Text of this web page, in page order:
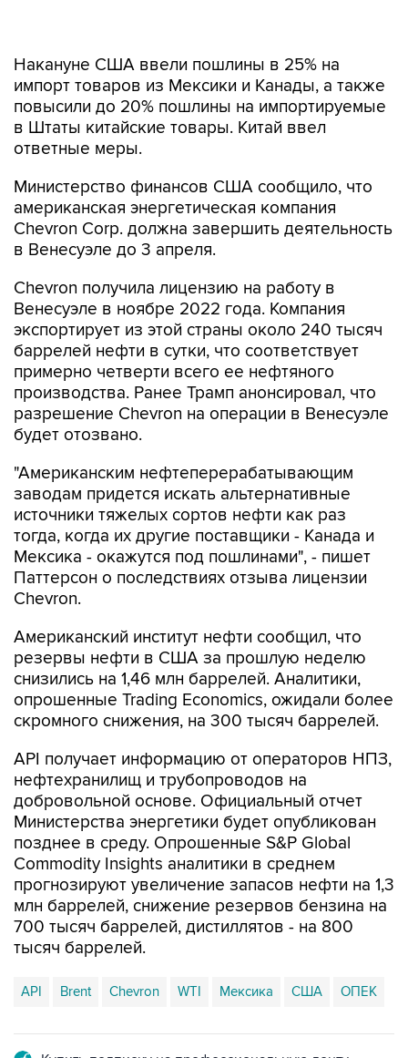
повысили до 20% пошлины на импортируемые
в Штаты китайские товары. Китай ввел
ответные меры.
Министерство финансов США сообщило, что
Chevron Corp. должна завершить деятельность
в Венесуэле до 3 апреля.
Chevron получила лицензию на работу в
экспортирует из этой страны около 240 тысяч
баррелей нефти в сутки, что соответствует
примерно четверти всего ее нефтяного
производства. Ранее Трамп анонсировал, что
разрешение Chevron на операции в Венесуэле
будет отозвано.
"Американским нефтеперерабатывающим
источники тяжелых сортов нефти как раз
тогда, когда их другие поставщики - Канада и
Мексика - окажутся под пошлинами", - пишет
Паттерсон о последствиях отзыва лицензии
Chevron.
Американский институт нефти сообщил, что
снизились на 1,46 млн баррелей. Аналитики,
опрошенные Trading Economics, ожидали более
скромного снижения, на 300 тысяч баррелей.
API получает информацию от операторов НПЗ,
добровольной основе. Официальный отчет
Министерства энергетики будет опубликован
позднее в среду. Опрошенные S&P Global
Commodity Insights аналитики в среднем
прогнозируют увеличение запасов нефти на 1,3
млн баррелей, снижение резервов бензина на
700 тысяч баррелей, дистиллятов - на 800
тысяч баррелей.
API Brent Chevron
Подписаться на рассылку главных новостей сайта